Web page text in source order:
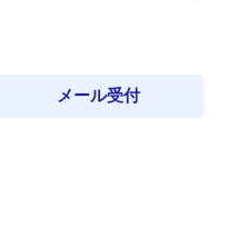
メール受付